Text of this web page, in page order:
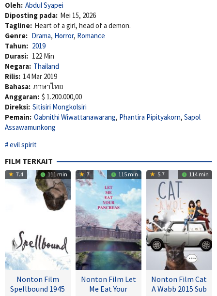
Oleh: Abdul Syapei
Diposting pada: Mei 15, 2026
Tagline: Heart of a girl, head of a demon.
Genre: Drama, Horror, Romance
Tahun: 2019
Durasi: 122 Min
Negara: Thailand
Rilis: 14 Mar 2019
Bahasa: ภาษาไทย
Anggaran: $ 1.200.000,00
Direksi: Sitisiri Mongkolsiri
Pemain: Oabnithi Wiwattanawarang, Phantira Pipityakorn, Sapol
Assawamunkong
evil spirit
FILM TERKAIT
7.4 111 min
Nonton Film
Spellbound 1945
7 115 min
Nonton Film Let
Me Eat Your
5.7 114 min
Nonton Film Cat
A Wabb 2015 Sub